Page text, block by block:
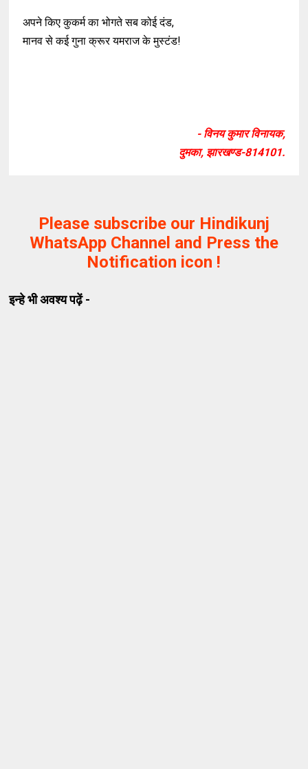
अपने किए कुकर्म का भोगते सब कोई दंड,
मानव से कई गुना क्रूर यमराज के मुस्टंड!
- विनय कुमार विनायक,
दुमका, झारखण्ड-814101.
Please subscribe our Hindikunj
WhatsApp Channel and Press the
Notification icon !
इन्हे भी अवश्य पढ़ें -